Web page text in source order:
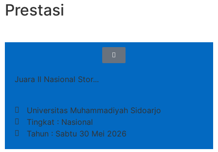
Prestasi
Juara II Nasional Stor...
Universitas Muhammadiyah Sidoarjo
Tingkat : Nasional
Tahun : Sabtu 30 Mei 2026